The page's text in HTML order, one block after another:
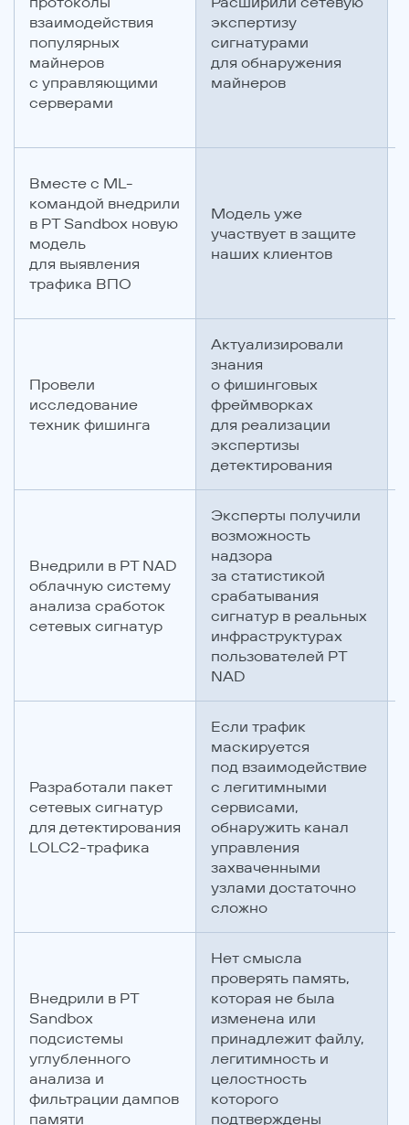
взаимодействия
популярных
майнеров
с управляющими
серверами
экспертизу
сигнатурами
для обнаружения
майнеров
Вместе с ML-
командой внедрили
в PT Sandbox новую
модель
для выявления
трафика ВПО
Модель уже
участвует в защите
наших клиентов
Провели
исследование
техник фишинга
Актуализировали
знания
о фишинговых
фреймворках
для реализации
экспертизы
детектирования
Внедрили в PT NAD
облачную систему
анализа сработок
сетевых сигнатур
Эксперты получили
возможность
надзора
за статистикой
срабатывания
сигнатур в реальных
инфраструктурах
пользователей PT
NAD
Разработали пакет
сетевых сигнатур
для детектирования
LOLC2-трафика
Если трафик
маскируется
под взаимодействие
с легитимными
сервисами,
обнаружить канал
управления
захваченными
узлами достаточно
сложно
Внедрили в PT
Sandbox
подсистемы
углубленного
анализа и
фильтрации дампов
памяти
Нет смысла
проверять память,
которая не была
изменена или
принадлежит файлу,
легитимность и
целостность
которого
подтверждены